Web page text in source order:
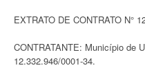
EXTRATO DE CONTRATO N°
CONTRATANTE: Município de
12.332.946/0001-34.